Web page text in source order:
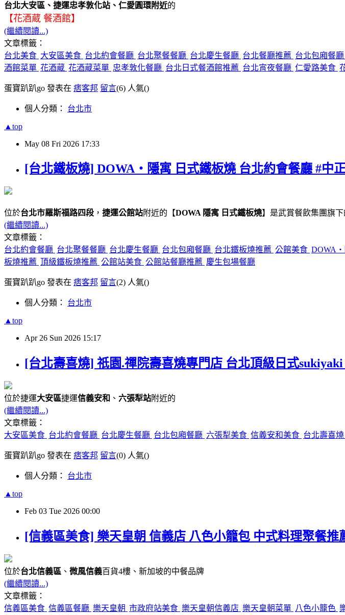
台北大安區、捷運忠孝敦化站、仁愛圓環附近的
【花酒蔵 餐酒館】
(繼續閱讀...)
文章標籤：
台北美食 大安區美食 台北約會餐廳 台北聚餐餐廳 台北慶生餐廳 台北餐廳推薦 台北包廂餐廳
酒館菜單 花酒蔵 花酒蔵菜單 忠孝敦化餐廳 台北日式餐酒館推薦 台北宵夜餐廳 仁愛路美食
蛋寶趴趴go 發表在 痞客邦 留言(6) 人氣()
個人分類： 台北市
▲top
May 08 Fri 2026 17:33
[台北鐵板燒] DOWA・隱寓 日式鐵板燒 台北約會餐廳 #中
位於台北市羅斯福路四段 ， 捷運公館站附近的【DOWA 隱寓 日式鐵板燒】是武賞餐飲集團旗下
(繼續閱讀...)
文章標籤：
台北約會餐廳 台北聚餐餐廳 台北慶生餐廳 台北包廂餐廳 台北鐵板燒推薦 公館美食 DOWA
板燒推薦 頂級鐵板燒推薦 公館站美食 公館站餐廳推薦 慶生包場餐廳
蛋寶趴趴go 發表在 痞客邦 留言(2) 人氣()
個人分類： 台北市
▲top
Apr 26 Sun 2026 15:17
[台北壽喜燒] 祇園.禪院壽喜燒專門店 台北頂級日式
位於捷運大安區捷運信義安和 、 六張犁站附近的
(繼續閱讀...)
文章標籤：
大安區美食 台北約會餐廳 台北慶生餐廳 台北包廂餐廳 六張犁美食 信義安和美食 台北壽喜燒
蛋寶趴趴go 發表在 痞客邦 留言(0) 人氣()
個人分類： 台北市
▲top
Feb 03 Tue 2026 00:00
[信義區美食] 樂天皇朝 信義店 八色小籠包 中式料理聚餐推
位於台北信義區 、 微風信義百貨4樓、新加坡的中餐品牌
(繼續閱讀...)
文章標籤：
信義區美食 信義區餐廳 樂天皇朝 市政府站美食 樂天皇朝信義店 樂天皇朝菜單 八色小籠色